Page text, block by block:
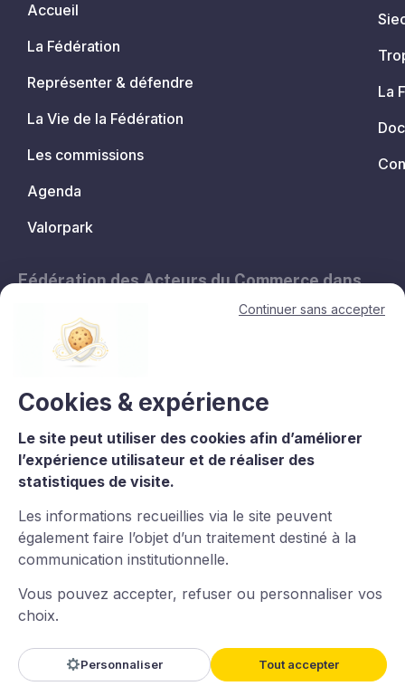
Accueil
La Fédération
Représenter & défendre
La Vie de la Fédération
Les commissions
Agenda
Valorpark
La
Fédération des Acteurs du Commerce dans
11, avenue de l'Opéra - 75001 Paris
contact@lesacteursducommerce.com
+33 1 53 43 82 60
Le CNCC est un organisme de formation enregistré sous le numéro
11756688975 auprès du préfet de région d’Île-de-France. La
certification qualité est délivrée au titre de la catégorie : L.6313-
de Freepik.
Imaginé et conçu par
Ce site est protégé par reCAPTCHA — la Politique de confidentialité
Conditions d'utilisationde Google s'appliquent.
Continuer sans accepter
Cookies & expérience
Le site peut utiliser des cookies afin d’améliorer
l’expérience utilisateur et de réaliser des
statistiques de visite.
Les informations recueillies via le site peuvent
également faire l’objet d’un traitement destiné à la
communication institutionnelle.
Vous pouvez accepter, refuser ou personnaliser vos
choix.
Personnaliser Tout accepter